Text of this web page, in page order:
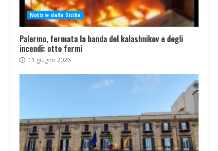
Notizie dalla Sicilia
Palermo, fermata la banda del kalashnikov e degli
incendi: otto fermi
11 giugno 2026